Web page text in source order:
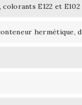
E122 et E102
hermétique,